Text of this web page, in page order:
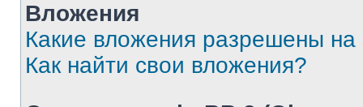
Вложения
Какие вложения разрешены
Как найти свои вложения?